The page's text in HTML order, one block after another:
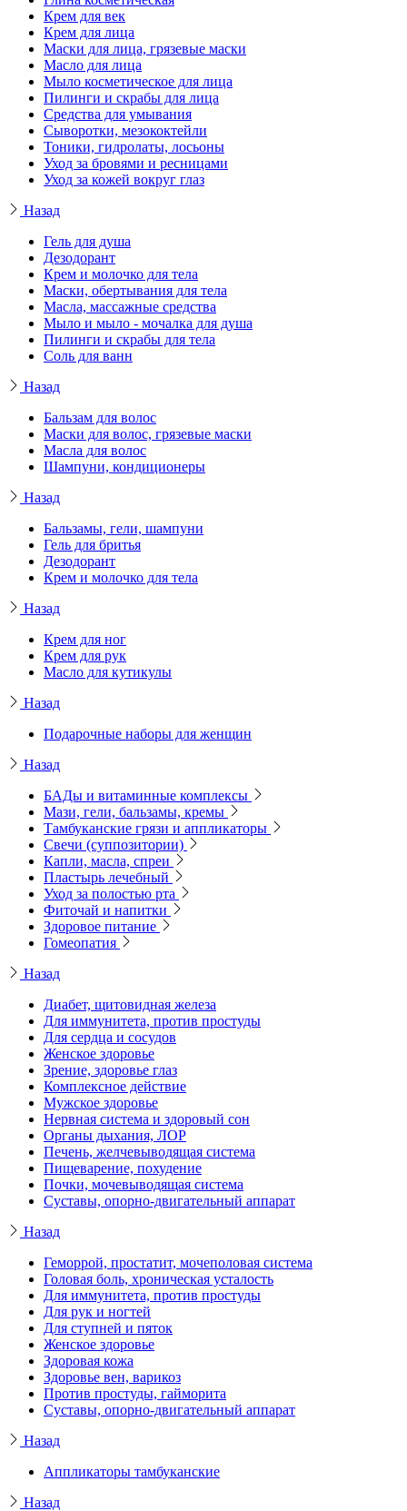
Крем для век
Крем для лица
Маски для лица, грязевые маски
Масло для лица
Мыло косметическое для лица
Пилинги и скрабы для лица
Средства для умывания
Сыворотки, мезококтейли
Тоники, гидролаты, лосьоны
Уход за бровями и ресницами
Уход за кожей вокруг глаз
Назад
Гель для душа
Дезодорант
Крем и молочко для тела
Маски, обертывания для тела
Масла, массажные средства
Мыло и мыло - мочалка для душа
Пилинги и скрабы для тела
Соль для ванн
Назад
Бальзам для волос
Маски для волос, грязевые маски
Масла для волос
Шампуни, кондиционеры
Назад
Бальзамы, гели, шампуни
Гель для бритья
Дезодорант
Крем и молочко для тела
Назад
Крем для ног
Крем для рук
Масло для кутикулы
Назад
Подарочные наборы для женщин
Назад
БАДы и витаминные комплексы
Мази, гели, бальзамы, кремы
Тамбуканские грязи и аппликаторы
Свечи (суппозитории)
Капли, масла, спреи
Пластырь лечебный
Уход за полостью рта
Фиточай и напитки
Здоровое питание
Гомеопатия
Назад
Диабет, щитовидная железа
Для иммунитета, против простуды
Для сердца и сосудов
Женское здоровье
Зрение, здоровье глаз
Комплексное действие
Мужское здоровье
Нервная система и здоровый сон
Органы дыхания, ЛОР
Печень, желчевыводящая система
Пищеварение, похудение
Почки, мочевыводящая система
Суставы, опорно-двигательный аппарат
Назад
Геморрой, простатит, мочеполовая система
Головая боль, хроническая усталость
Для иммунитета, против простуды
Для рук и ногтей
Для ступней и пяток
Женское здоровье
Здоровая кожа
Здоровье вен, варикоз
Против простуды, гайморита
Суставы, опорно-двигательный аппарат
Назад
Аппликаторы тамбуканские
Назад